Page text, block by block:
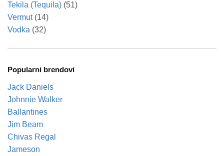
Tekila (Tequila) (51)
Vermut (14)
Vodka (32)
Popularni brendovi
Jack Daniels
Johnnie Walker
Ballantines
Jim Beam
Chivas Regal
Jameson